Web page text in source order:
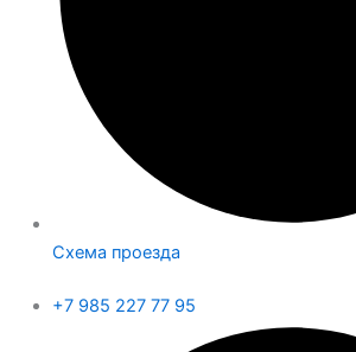
Схема проезда
+7 985 227 77 95